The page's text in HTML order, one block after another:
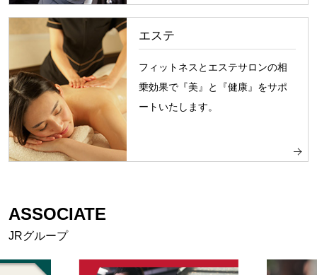
エステ
フィットネスとエステサロンの相
乗効果で『美』と『健康』をサポ
ートいたします。
ASSOCIATE
JRグループ